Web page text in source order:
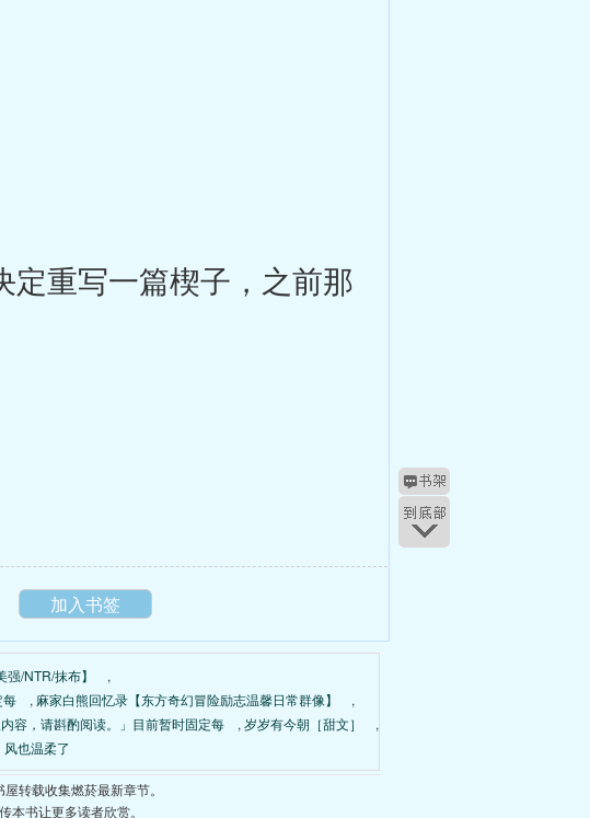
重写一篇楔子，之前那
加入书签
/NTR/抹布】
,
, 麻家白熊回忆录【东方奇幻冒险励志温馨日常群像】
,
容，请斟酌阅读。」目前暂时固定每 , 岁岁有今朝［甜文］
,
也温柔了
转载收集燃菸最新章节。
书让更多读者欣赏。